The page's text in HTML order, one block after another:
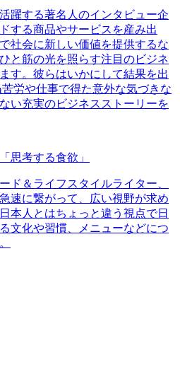
躍する著名人のインタビュー企
する商品やサービスを産み出
社会に新しい価値を提供するな
と筋の光を照らす注目のビジネ
す。彼らはいかにして結果を出
労や仕事で得た意外な気づきな
い充実のビジネスストーリーを
思考する食欲」
ド＆ライフスタイルライター、
速に繋がって、広い視野が求め
本人とはちょっと違う視点で日
文化や習慣、メニューなどにつ